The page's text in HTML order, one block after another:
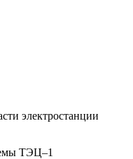
электростанции
ТЭЦ–1